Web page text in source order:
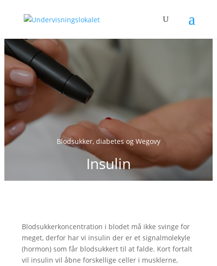
Blodsukker, diabetes og Wegovy
Insulin
Blodsukkerkoncentration i blodet må ikke svinge for
meget, derfor har vi insulin der er et signalmolekyle
(hormon) som får blodsukkert til at falde. Kort fortalt
vil insulin vil åbne forskellige celler i musklerne,